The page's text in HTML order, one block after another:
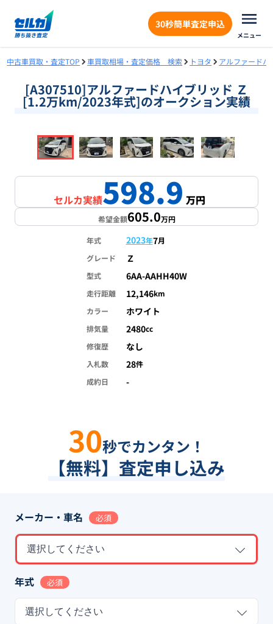
30秒簡単査定申込
メニュー
中古車買取・査定TOP 車買取相場・査定価格 検索 トヨタ アルファードハ
[A307510]アルファードハイブリッド Ｚ
[1.2万km/2023年式]のオークション実績
1/18
セルカ実績598.9万円
希望金額605.0万円
年式 2023年7月
グレード
Ｚ
型式 6AA-AAHH40W
走行距離 12,146km
カラー
ホワイト
排気量 2480cc
修復歴
なし
入札数 28件
成約日
-
30秒でカンタン！
【無料】査定申し込み
メーカー・車名 必須
選択してください
年式 必須
選択してください